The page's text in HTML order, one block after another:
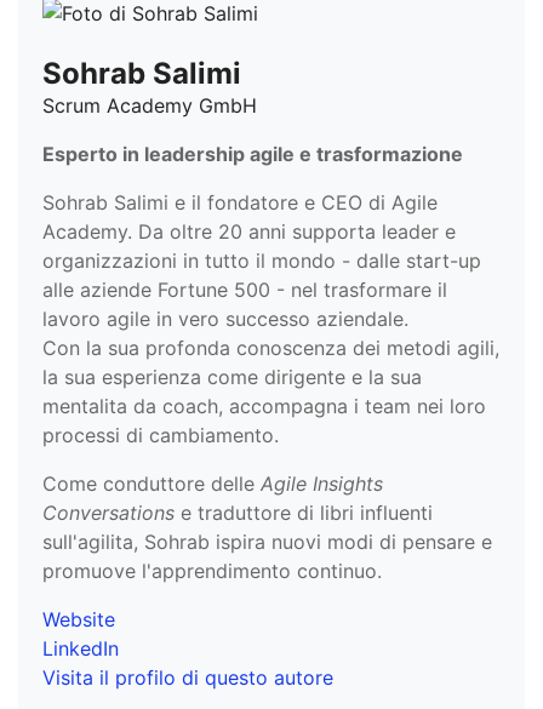
Sohrab Salimi
Scrum Academy GmbH
Esperto in leadership agile e trasformazione
Sohrab Salimi e il fondatore e CEO di Agile
Academy. Da oltre 20 anni supporta leader e
organizzazioni in tutto il mondo - dalle start-up
alle aziende Fortune 500 - nel trasformare il
lavoro agile in vero successo aziendale.
Con la sua profonda conoscenza dei metodi agili,
la sua esperienza come dirigente e la sua
mentalita da coach, accompagna i team nei loro
processi di cambiamento.
Come conduttore delle Agile Insights
Conversations e traduttore di libri influenti
sull'agilita, Sohrab ispira nuovi modi di pensare e
promuove l'apprendimento continuo.
Website
LinkedIn
Visita il profilo di questo autore